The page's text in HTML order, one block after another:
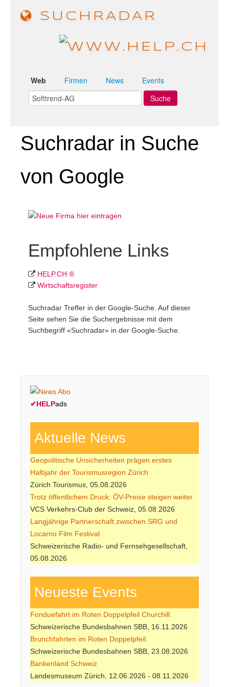
SUCHRADAR
Web Firmen News Events
Suchradar in Suche
von Google
Empfohlene Links
HELP.CH ®
Wirtschafts­register
Suchradar Treffer in der Google-Suche. Auf dieser
Seite sehen Sie die Suchergebnisse mit dem
Suchbegriff «Suchradar» in der Google-Suche.
✔HELPads
Aktuelle News
Geopolitische Unsicherheiten prägen erstes
Halbjahr der Tourismusregion Zürich
Zürich Tourismus, 05.08.2026
Trotz öffentlichem Druck: ÖV-Preise steigen weiter
VCS Verkehrs-Club der Schweiz, 05.08.2026
Langjährige Partnerschaft zwischen SRG und
Locarno Film Festival
Schweizerische Radio- und Fernsehgesellschaft,
05.08.2026
Neueste Events
Fonduefahrt im Roten Doppelpfeil Churchill.
Schweizerische Bundesbahnen SBB, 16.11.2026
Brunchfahrten im Roten Doppelpfeil.
Schweizerische Bundesbahnen SBB, 23.08.2026
Bankenland Schweiz
Landesmuseum Zürich, 12.06.2026 - 08.11.2026